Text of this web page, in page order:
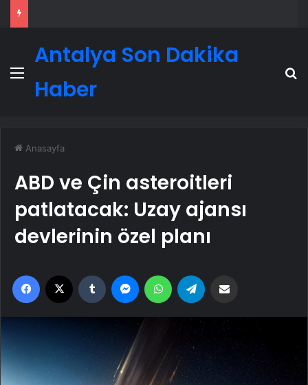
Menü
Antalya Son Dakika
Haber
Anasayfa
ABD ve Çin asteroitleri
patlatacak: Uzay ajansı
devlerinin özel planı
Facebook Tumblr MessengerWhatsApp